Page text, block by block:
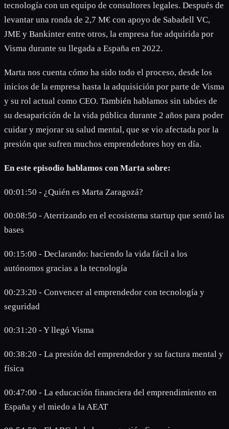
tecnología con un equipo de consultores legales. Después de
levantar una ronda de 2,7 M€ con apoyo de Sabadell VC,
JME y Bankinter entre otros, la empresa fue adquirida por
Visma durante su llegada a España en 2022.
Marta nos cuenta cómo ha sido todo el proceso, desde los
inicios de la empresa hasta la adquisición por parte de Visma
y su rol actual como CEO. También hablamos sin tabúes de
su desaparición de la vida pública durante 2 años para poder
cuidar y mejorar su salud mental, que se vio afectada por la
presión que sufren muchos emprendedores hoy en día.
En este episodio hablamos con Marta sobre:
00:01:50 - ¿Quién es Marta Zaragozá?
00:08:50 - Aterrizando en el ecosistema startup que sentó las
bases
00:15:00 - Declarando: haciendo la vida fácil a los
autónomos gracias a la tecnología
00:23:20 - Convencer al emprendedor con tecnología y
seguridad
00:31:20 - Y llegó Visma
00:38:20 - La presión del emprendedor y su factura mental y
física
00:47:00 - La educación financiera del emprendimiento en
España y el miedo a la AEAT